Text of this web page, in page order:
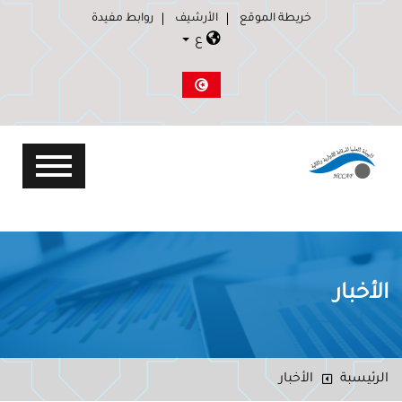
خريطة الموقع الأرشيف روابط مفيدة
ع
الأخبار
الرئيسبة الأخبار